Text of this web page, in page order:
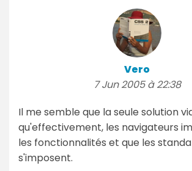
Vero
7 Jun 2005 à 22:38
Il me semble que la seule solution
qu'effectivement, les navigateurs
les fonctionnalités et que les
s'imposent.